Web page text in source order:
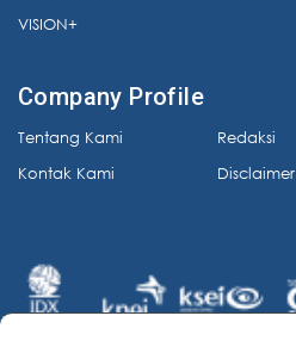
VISION+
Company Profile
Tentang Kami
Kontak Kami
Redaksi
Disclaimer